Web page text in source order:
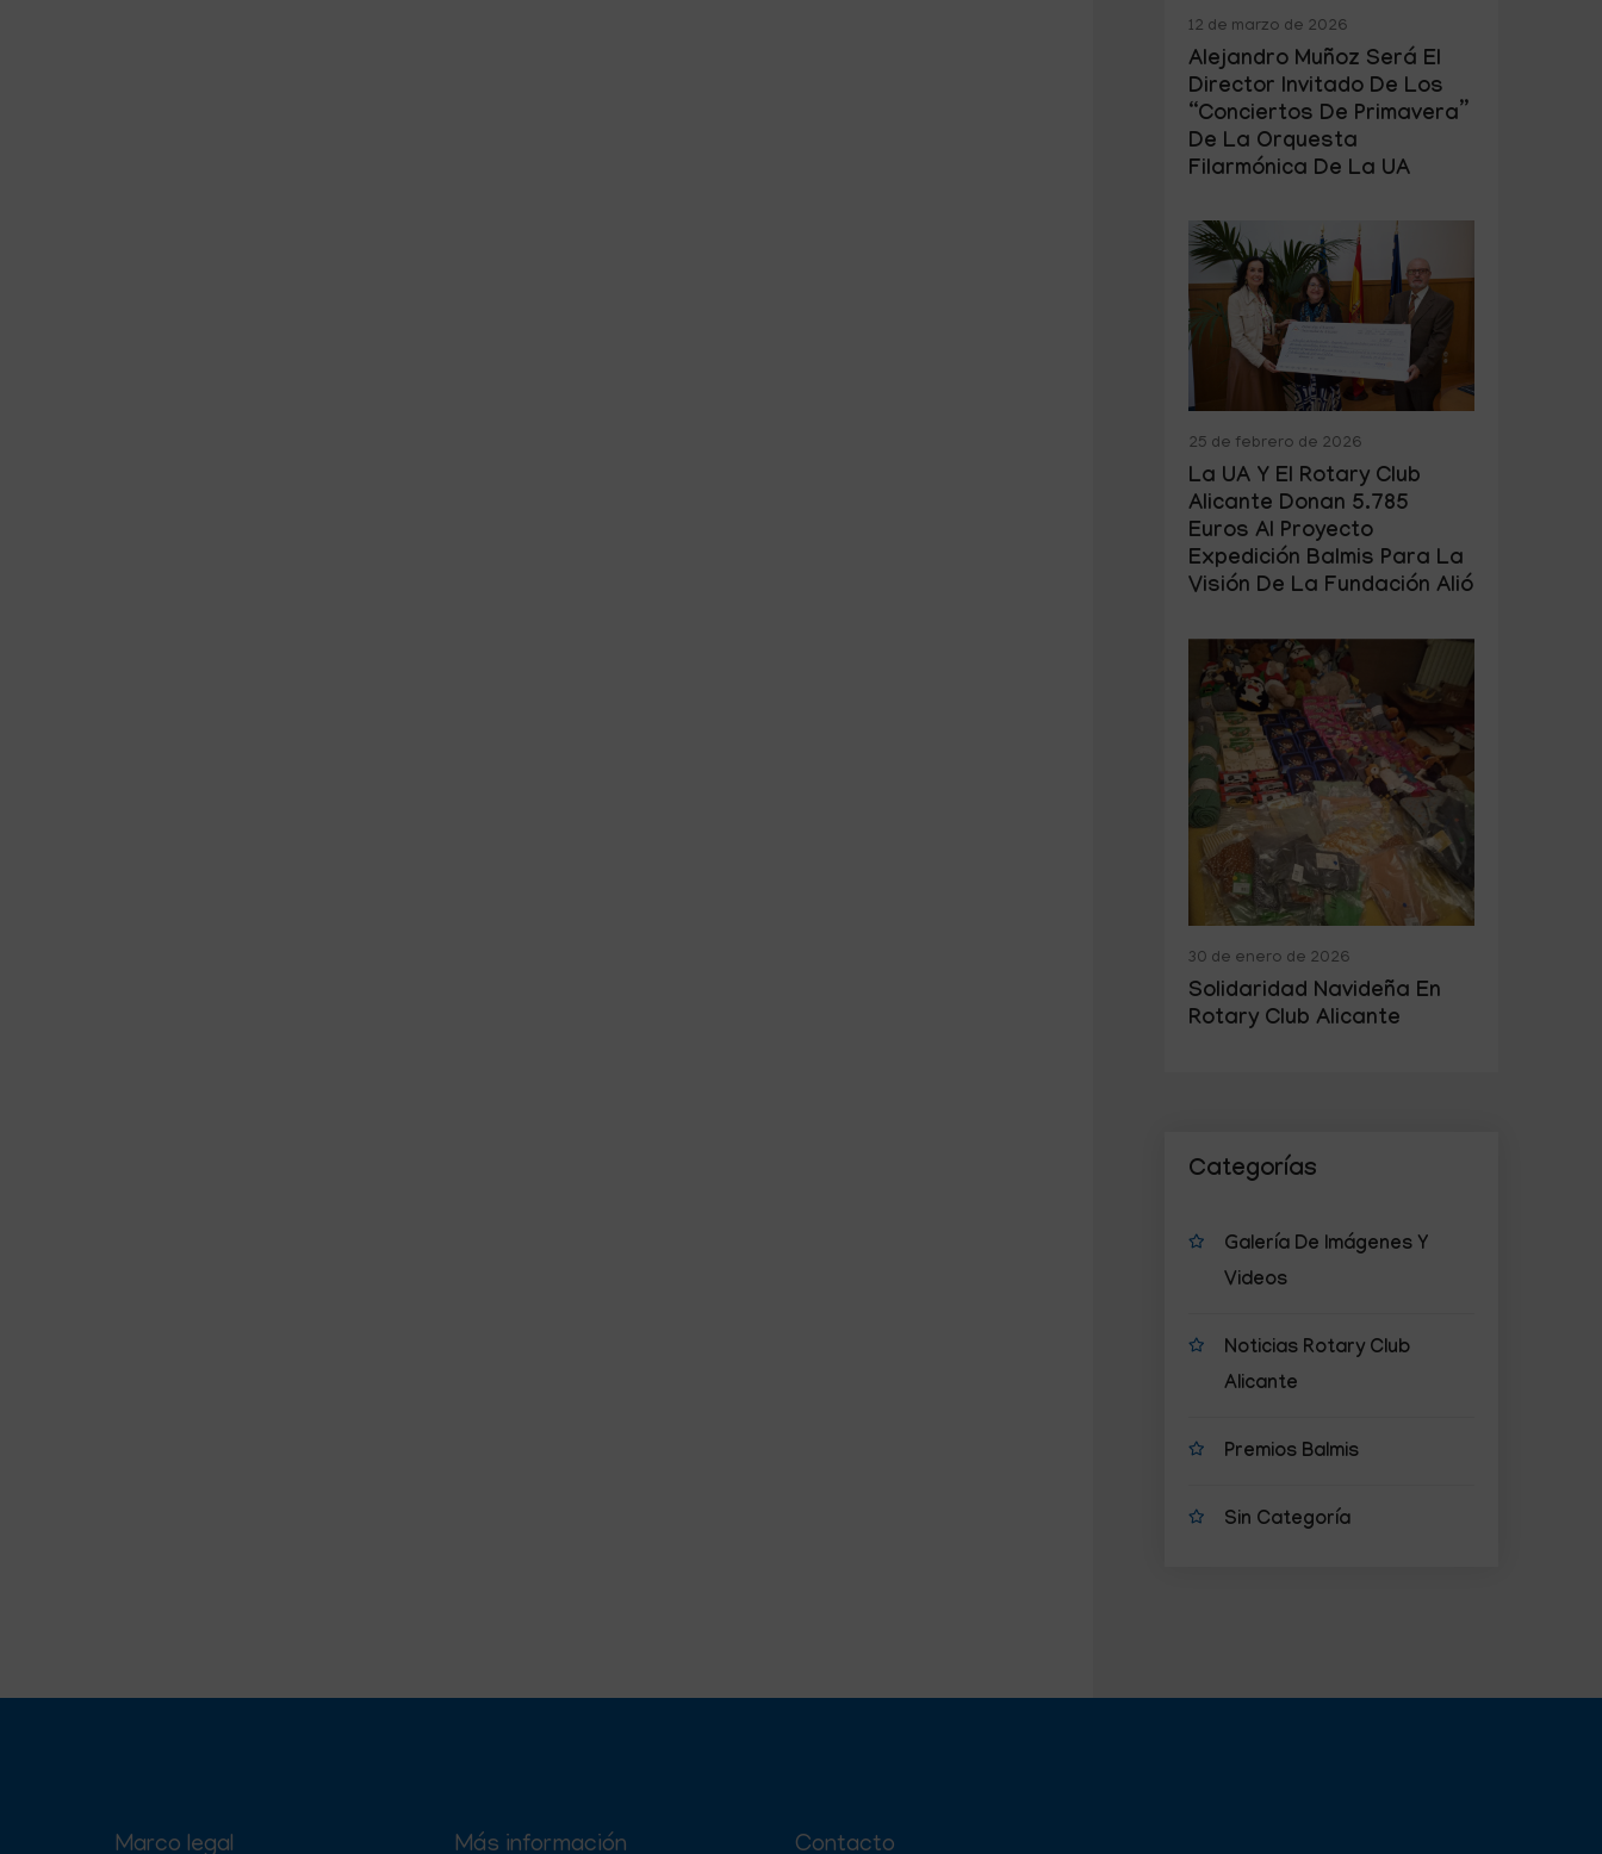
12 de marzo de 2026
Alejandro Muñoz Será El
Director Invitado De Los
“Conciertos De Primavera”
De La Orquesta
Filarmónica De La UA
25 de febrero de 2026
La UA Y El Rotary Club
Alicante Donan 5.785
Euros Al Proyecto
Expedición Balmis Para La
Visión De La Fundación Alió
30 de enero de 2026
Solidaridad Navideña En
Rotary Club Alicante
Categorías
Galería De Imágenes Y
Videos
Noticias Rotary Club
Alicante
Premios Balmis
Sin Categoría
Marco legal Más información Contacto